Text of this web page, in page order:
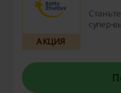
АКЦИЯ
супер-
сейчас!